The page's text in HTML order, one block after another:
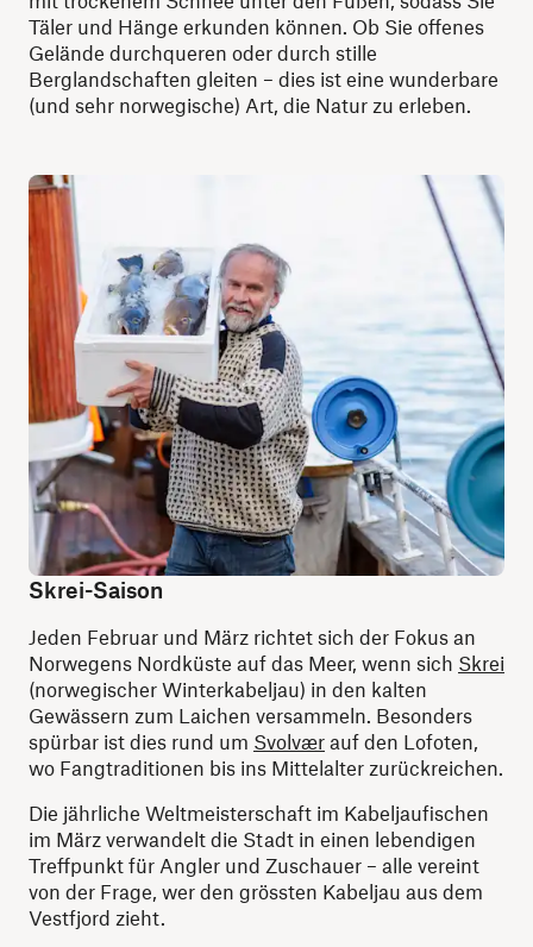
Täler und Hänge erkunden können. Ob Sie offenes
Gelände durchqueren oder durch stille
Berglandschaften gleiten – dies ist eine wunderbare
(und sehr norwegische) Art, die Natur zu erleben.
Skrei-Saison
Jeden Februar und März richtet sich der Fokus an
Norwegens Nordküste auf das Meer, wenn sich Skrei
(norwegischer Winterkabeljau) in den kalten
Gewässern zum Laichen versammeln. Besonders
spürbar ist dies rund um Svolvær auf den Lofoten,
wo Fangtraditionen bis ins Mittelalter zurückreichen.
Die jährliche Weltmeisterschaft im Kabeljaufischen
im März verwandelt die Stadt in einen lebendigen
Treffpunkt für Angler und Zuschauer – alle vereint
von der Frage, wer den grössten Kabeljau aus dem
Vestfjord zieht.